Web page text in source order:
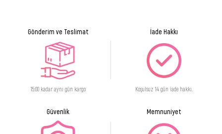
Gönderim ve Teslimat
15:00 kadar aynı gün kargo
İade Hakkı
Koşulsuz 14 gün iade hakkı.
Güvenlik Memnuniyet